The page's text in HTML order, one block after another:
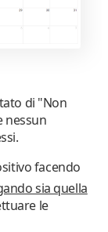
di "Non
nessun
facendo
sia quella
le